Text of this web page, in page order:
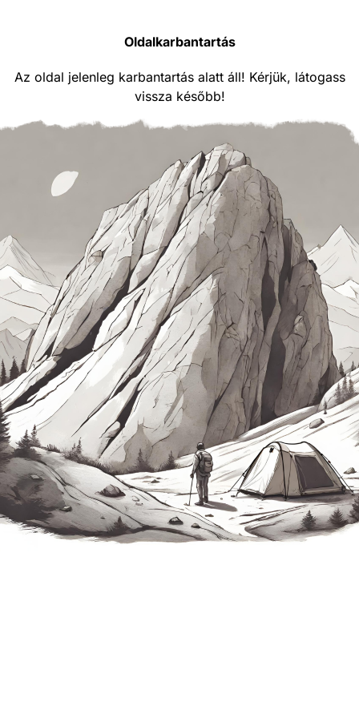
Oldalkarbantartás
Az oldal jelenleg karbantartás alatt áll! Kérjük, látogass
vissza később!